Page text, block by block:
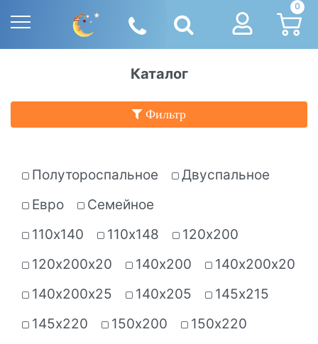
0
Каталог
Фильтр
Полутороспальное
Двуспальное
Евро
Семейное
110х140
110х148
120х200
120х200х20
140х200
140х200х20
140х200х25
140х205
145х215
145х220
150х200
150х220